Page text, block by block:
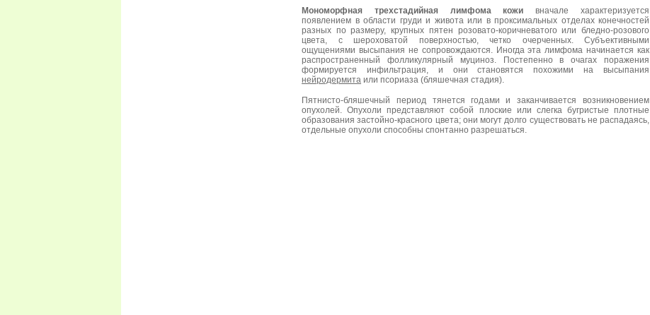
Мономорфная трехстадийная лимфома кожи вначале характеризуется
появлением в области груди и живота или в проксимальных отделах конечностей
разных по размеру, крупных пятен розовато-коричневатого или бледно-розового
цвета, с шероховатой поверхностью, четко очерченных. Субъективными
ощущениями высыпания не сопровождаются. Иногда эта лимфома начинается как
распространенный фолликулярный муциноз. Постепенно в очагах поражения
формируется инфильтрация, и они становятся похожими на высыпания
нейродермита или псориаза (бляшечная стадия).
Пятнисто-бляшечный период тянется годами и заканчивается возникновением
опухолей. Опухоли представляют собой плоские или слегка бугристые плотные
образования застойно-красного цвета; они могут долго существовать не распадаясь,
отдельные опухоли способны спонтанно разрешаться.